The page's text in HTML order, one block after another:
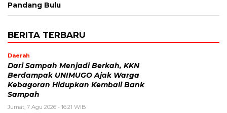
Pandang Bulu
BERITA TERBARU
Daerah
Dari Sampah Menjadi Berkah, KKN
Berdampak UNIMUGO Ajak Warga
Kebagoran Hidupkan Kembali Bank
Sampah
Jumat, 7 Agu 2026 - 16:21 WIB